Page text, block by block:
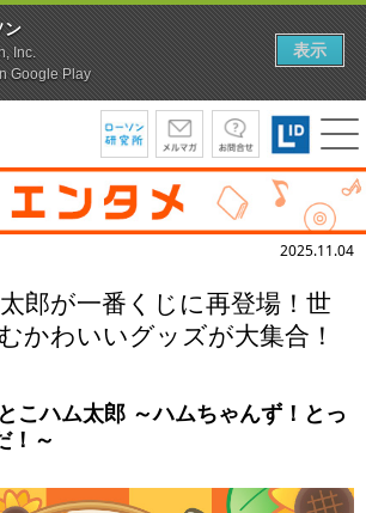
2025.11.04
郎が一番くじに再登場！世
かわいいグッズが大集合！
こハム太郎 ～ハムちゃんず！とっ
！～
ン
Inc.
Google Play
表示